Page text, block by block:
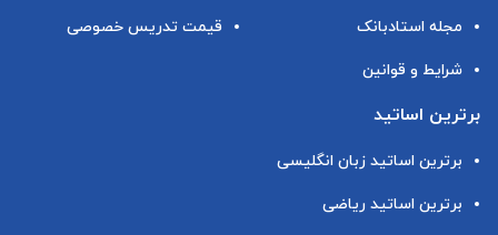
مجله استادبانک
شرایط و قوانین
قیمت تدریس خصوصی
برترین اساتید
برترین اساتید زبان انگلیسی
برترین اساتید ریاضی